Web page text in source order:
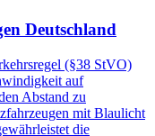
Deutschland
(§38 StVO)
auf
Abstand zu
mit Blaulicht
die